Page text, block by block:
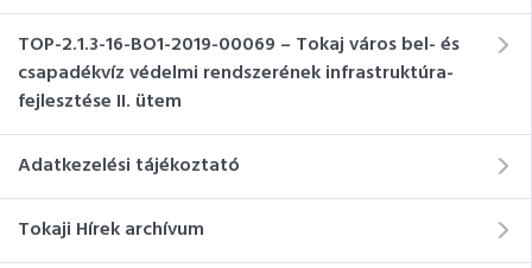
TOP-2.1.3-16-BO1-2019-00069 – Tokaj város bel- és
csapadékvíz védelmi rendszerének infrastruktúra-
fejlesztése II. ütem
Adatkezelési tájékoztató
Tokaji Hírek archívum